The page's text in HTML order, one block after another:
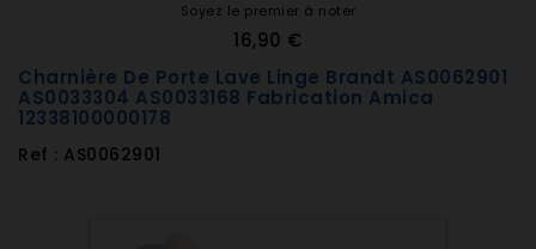
Soyez le premier à noter
16,90 €
Charnière De Porte Lave Linge Brandt AS0062901
AS0033304 AS0033168 Fabrication Amica
12338100000178
Ref : AS0062901